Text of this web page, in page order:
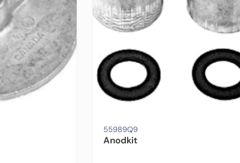
55989Q9
Anodkit